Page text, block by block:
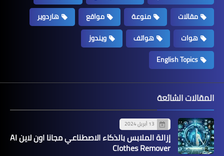
مقالات
منوعة مواقع
هاردوير
هوات
هواتف
ويندوز
English Topics
المقالات الشائعة
13 أبريل 2024
إزالة الملابس بالذكاء الاصطناعي مجانا اون لاين AI
Clothes Remover